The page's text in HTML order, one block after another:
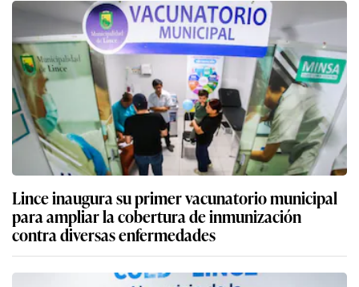
Lince inaugura su primer vacunatorio municipal
para ampliar la cobertura de inmunización
contra diversas enfermedades